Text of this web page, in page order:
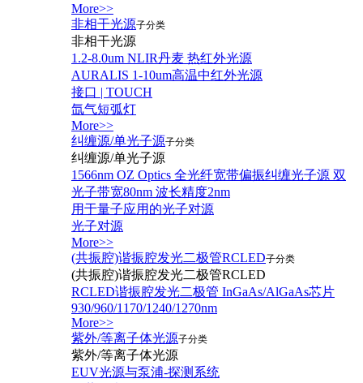
More>>
非相干光源子分类
非相干光源
1.2-8.0um NLIR丹麦 热红外光源
AURALIS 1-10um高温中红外光源
接口 | TOUCH
氙气短弧灯
More>>
纠缠源/单光子源子分类
纠缠源/单光子源
1566nm OZ Optics 全光纤宽带偏振纠缠光子源 双
光子带宽80nm 波长精度2nm
用于量子应用的光子对源
光子对源
More>>
(共振腔)谐振腔发光二极管RCLED子分类
(共振腔)谐振腔发光二极管RCLED
RCLED谐振腔发光二极管 InGaAs/AlGaAs芯片
930/960/1170/1240/1270nm
More>>
紫外/等离子体光源子分类
紫外/等离子体光源
EUV光源与泵浦-探测系统